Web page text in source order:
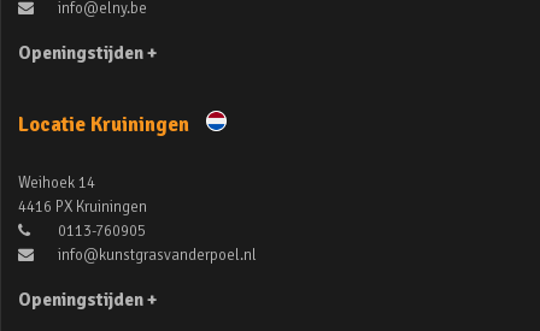
info@elny.be
Openingstijden +
Locatie Kruiningen
Weihoek 14
4416 PX Kruiningen
0113-760905
info@kunstgrasvanderpoel.nl
Openingstijden +